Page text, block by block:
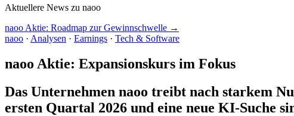
Aktuellere News zu naoo
naoo Aktie: Roadmap zur Gewinnschwelle →
naoo · Analysen · Earnings · Tech & Software
naoo Aktie: Expansionskurs im Fokus
Das Unternehmen naoo treibt nach starkem
ersten Quartal 2026 und eine neue KI-Suche